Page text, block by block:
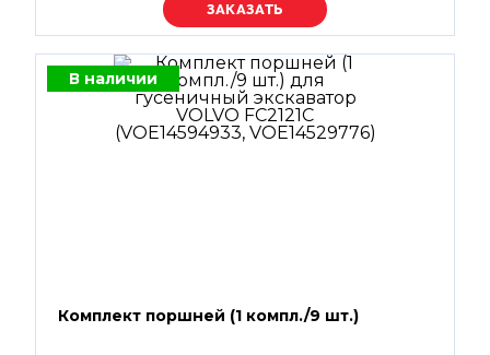
Уточняйте цену
В наличии
Комплект поршней (1 компл./9 шт.)